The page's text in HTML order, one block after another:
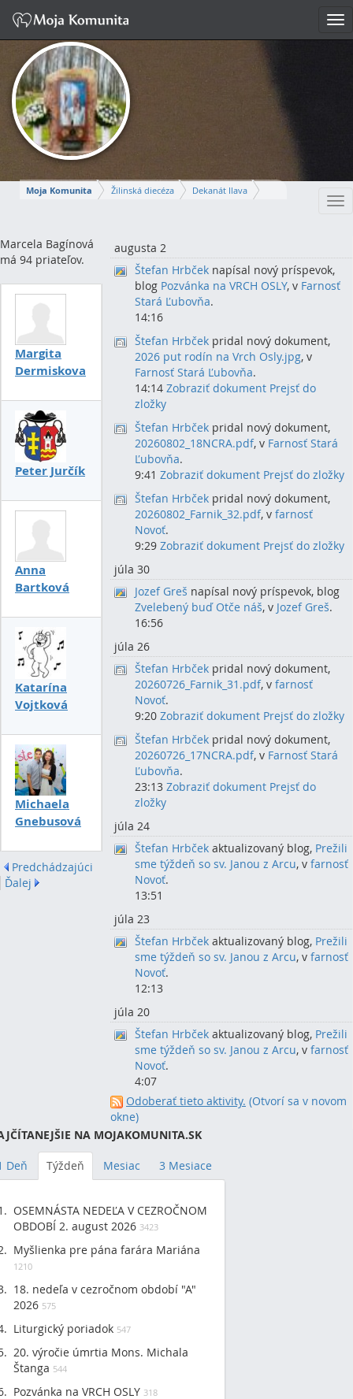
Moja Komunita Žilinská diecéza
Dekanát Ilava
MARCELA
Napísať správu
Marcela Bagínová
má 94 priateľov.
Margita
Dermiskova
Peter Jurčík
Anna
Bartková
Katarína
Vojtková
Michaela
Gnebusová
Predchádzajúci
Ďalej
augusta 2
Štefan Hrbček napísal nový príspevok,
blog Pozvánka na VRCH OSLY, v Farnosť
Stará Ľubovňa.
14:16
Štefan Hrbček pridal nový dokument,
2026 put rodín na Vrch Osly.jpg, v
Farnosť Stará Ľubovňa.
14:14 Zobraziť dokument Prejsť do
zložky
Štefan Hrbček pridal nový dokument,
20260802_18NCRA.pdf, v Farnosť Stará
Ľubovňa.
9:41 Zobraziť dokument Prejsť do zložky
Štefan Hrbček pridal nový dokument,
20260802_Farnik_32.pdf, v farnosť
Novoť.
9:29 Zobraziť dokument Prejsť do zložky
júla 30
Jozef Greš napísal nový príspevok, blog
Zvelebený buď Otče náš, v Jozef Greš.
16:56
júla 26
Štefan Hrbček pridal nový dokument,
20260726_Farnik_31.pdf, v farnosť
Novoť.
9:20 Zobraziť dokument Prejsť do zložky
Štefan Hrbček pridal nový dokument,
20260726_17NCRA.pdf, v Farnosť Stará
Ľubovňa.
23:13 Zobraziť dokument Prejsť do
zložky
júla 24
Štefan Hrbček aktualizovaný blog, Prežili
sme týždeň so sv. Janou z Arcu, v farnosť
Novoť.
13:51
júla 23
Štefan Hrbček aktualizovaný blog, Prežili
sme týždeň so sv. Janou z Arcu, v farnosť
Novoť.
12:13
júla 20
Štefan Hrbček aktualizovaný blog, Prežili
sme týždeň so sv. Janou z Arcu, v farnosť
Novoť.
4:07
Odoberať tieto aktivity. (Otvorí sa v novom
okne)
NA MOJAKOMUNITA.SK
Deň Týždeň Mesiac 3 Mesiace
OSEMNÁSTA NEDEĽA V CEZROČNOM
OBDOBÍ 2. august 2026 3423
Myšlienka pre pána farára Mariána
1210
18. nedeľa v cezročnom období "A"
2026 575
Liturgický poriadok 547
20. výročie úmrtia Mons. Michala
Štanga 544
Pozvánka na VRCH OSLY 318